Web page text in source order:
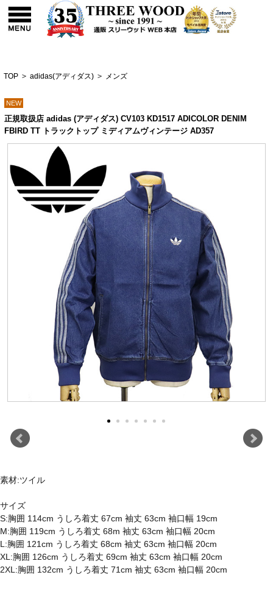
TOP > adidas(アディダス) > メンズ
NEW
正規取扱店 adidas (アディダス) CV103 KD1517 ADICOLOR DENIM
FBIRD TT トラックトップ ミディアムヴィンテージ AD357
素材:ツイル
サイズ
S:胸囲 114cm うしろ着丈 67cm 袖丈 63cm 袖口幅 19cm
M:胸囲 119cm うしろ着丈 68m 袖丈 63cm 袖口幅 20cm
L:胸囲 121cm うしろ着丈 68cm 袖丈 63cm 袖口幅 20cm
XL:胸囲 126cm うしろ着丈 69cm 袖丈 63cm 袖口幅 20cm
2XL:胸囲 132cm うしろ着丈 71cm 袖丈 63cm 袖口幅 20cm